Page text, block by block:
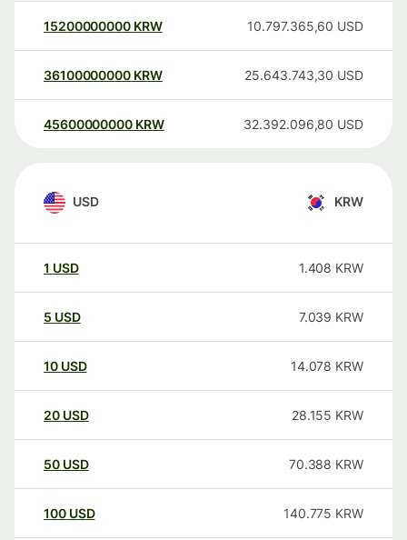
15200000000 KRW 10.797.365,60 USD
36100000000 KRW 25.643.743,30 USD
45600000000 KRW 32.392.096,80 USD
USD KRW
1 USD 1.408 KRW
5 USD 7.039 KRW
10 USD 14.078 KRW
20 USD 28.155 KRW
50 USD 70.388 KRW
100 USD 140.775 KRW